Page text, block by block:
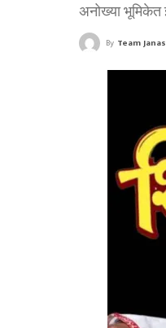
अनोख्या भूमिकेत
By Team